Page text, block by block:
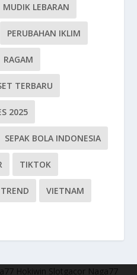
MUDIK LEBARAN
PERUBAHAN IKLIM
RAGAM
TERBARU
2025
SEPAK BOLA INDONESIA
TIKTOK
TREND VIETNAM
Hokiwin Slotgacor Naga77